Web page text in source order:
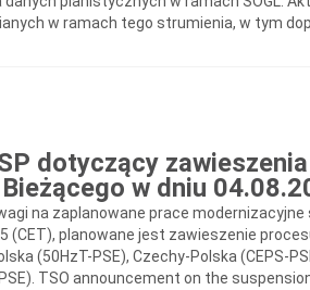
w ramach tego strumienia, w tym
dotyczący
w dniu
na zaplanowane prace
(CET), planowane jest zawieszenie
(50HzT-PSE), Czechy-Polska (CEPS-
TSO announcement on the